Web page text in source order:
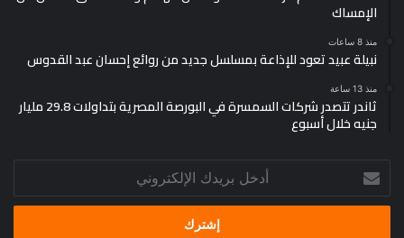
الإمساك
منذ 8 ساعات
نبيلة عبيد تعود للإذاعة بمسلسل جديد من روائع إحسان عبد القدوس
منذ 13 ساعة
ثاندر تتصدر شركات السمسرة في البورصة المصرية بتداولات 29.8 مليار
جنيه خلال أسبوع
بريدك
الإلكتروني